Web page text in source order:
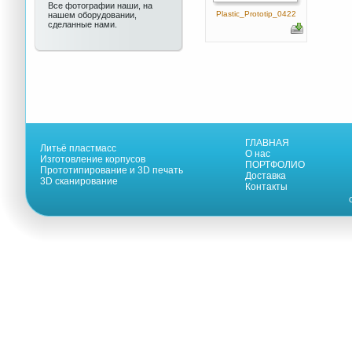
Все фотографии наши, на
нашем оборудовании,
сделанные нами.
Plastic_Prototip_0422
Литьё пластмасс
Изготовление корпусов
Прототипирование и 3D печать
3D сканирование
ГЛАВНАЯ
О нас
ПОРТФОЛИО
Доставка
Контакты